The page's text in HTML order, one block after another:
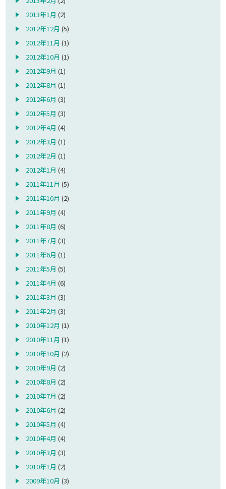
2013年1月 (2)
2012年12月 (5)
2012年11月 (1)
2012年10月 (1)
2012年9月 (1)
2012年8月 (1)
2012年6月 (3)
2012年5月 (3)
2012年4月 (4)
2012年3月 (1)
2012年2月 (1)
2012年1月 (4)
2011年11月 (5)
2011年10月 (2)
2011年9月 (4)
2011年8月 (6)
2011年7月 (3)
2011年6月 (1)
2011年5月 (5)
2011年4月 (6)
2011年3月 (3)
2011年2月 (3)
2010年12月 (1)
2010年11月 (1)
2010年10月 (2)
2010年9月 (2)
2010年8月 (2)
2010年7月 (2)
2010年6月 (2)
2010年5月 (4)
2010年4月 (4)
2010年3月 (3)
2010年1月 (2)
2009年10月 (3)